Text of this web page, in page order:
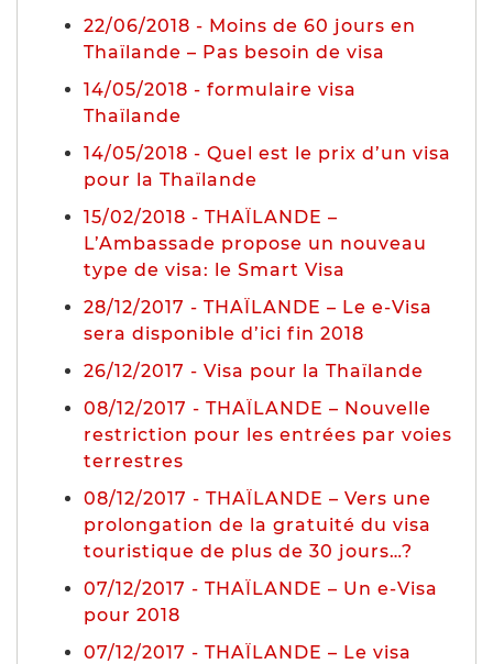
22/06/2018 - Moins de 60 jours en
Thaïlande – Pas besoin de visa
14/05/2018 - formulaire visa
Thaïlande
14/05/2018 - Quel est le prix d’un visa
pour la Thaïlande
15/02/2018 - THAÏLANDE –
L’Ambassade propose un nouveau
type de visa: le Smart Visa
28/12/2017 - THAÏLANDE – Le e-Visa
sera disponible d’ici fin 2018
26/12/2017 - Visa pour la Thaïlande
08/12/2017 - THAÏLANDE – Nouvelle
restriction pour les entrées par voies
terrestres
08/12/2017 - THAÏLANDE – Vers une
prolongation de la gratuité du visa
touristique de plus de 30 jours…?
07/12/2017 - THAÏLANDE – Un e-Visa
pour 2018
07/12/2017 - THAÏLANDE – Le visa